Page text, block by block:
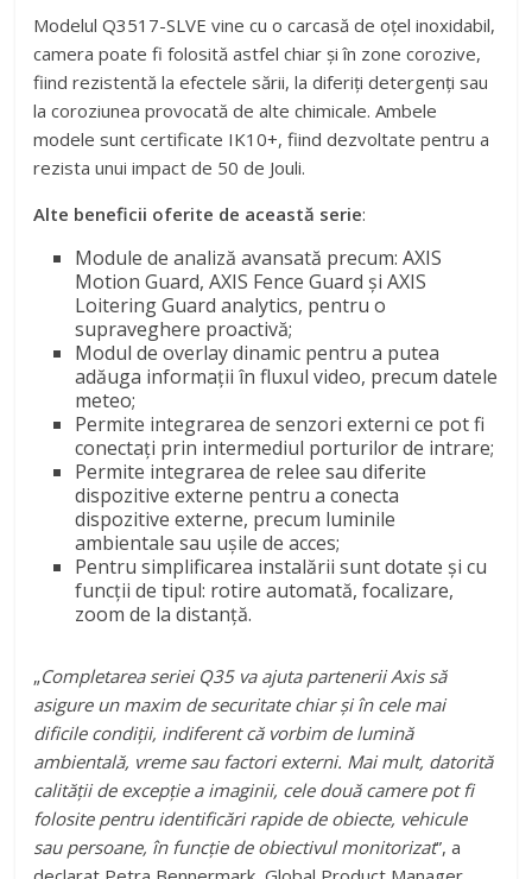
Modelul Q3517-SLVE vine cu o carcasă de oţel inoxidabil,
camera poate fi folosită astfel chiar şi în zone corozive,
fiind rezistentă la efectele sării, la diferiţi detergenţi sau
la coroziunea provocată de alte chimicale. Ambele
modele sunt certificate IK10+, fiind dezvoltate pentru a
rezista unui impact de 50 de Jouli.
Alte beneficii oferite de această serie:
Module de analiză avansată precum: AXIS
Motion Guard, AXIS Fence Guard şi AXIS
Loitering Guard analytics, pentru o
supraveghere proactivă;
Modul de overlay dinamic pentru a putea
adăuga informaţii în fluxul video, precum datele
meteo;
Permite integrarea de senzori externi ce pot fi
conectaţi prin intermediul porturilor de intrare;
Permite integrarea de relee sau diferite
dispozitive externe pentru a conecta
dispozitive externe, precum luminile
ambientale sau uşile de acces;
Pentru simplificarea instalării sunt dotate și cu
funcții de tipul: rotire automată, focalizare,
zoom de la distanță.
„Completarea seriei Q35 va ajuta partenerii Axis să
asigure un maxim de securitate chiar şi în cele mai
dificile condiţii, indiferent că vorbim de lumină
ambientală, vreme sau factori externi. Mai mult, datorită
calităţii de excepţie a imaginii, cele două camere pot fi
folosite pentru identificări rapide de obiecte, vehicule
sau persoane, în funcţie de obiectivul monitorizat”, a